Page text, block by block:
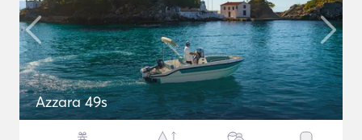
Azzara 49s